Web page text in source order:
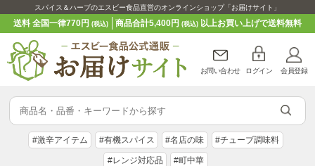
スパイス＆ハーブのエスビー食品直営のオンラインショップ「お届けサイト」
送料 全国一律770円(税込) 商品合計5,400円 (税込)以上お買い上げで送料無料
お問い合わせ ログイン 会員登録
#激辛アイテム #有機スパイス #名店の味 #チューブ調味料
#レンジ対応品 #町中華